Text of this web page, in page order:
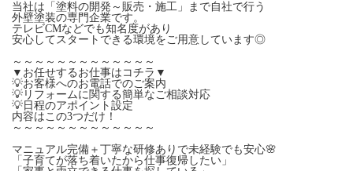
当社は「塗料の開発～販売・施工」まで自社で行う
外壁塗装の専門企業です。
テレビCMなどでも知名度があり
安心してスタートできる環境をご用意しています◎
～～～～～～～～～～～～～
▼お任せするお仕事はコチラ▼
💡お客様へのお電話でのご案内
💡リフォームに関する簡単なご相談対応
💡日程のアポイント設定
内容はこの3つだけ！
～～～～～～～～～～～～～
マニュアル完備＋丁寧な研修ありで未経験でも安心🌸
「子育てが落ち着いたから仕事復帰したい」